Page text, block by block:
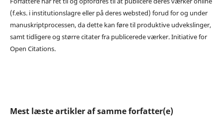
(f.eks. i institutionslagre eller på deres websted) forud for og under
manuskriptprocessen, da dette kan føre til produktive udvekslinger,
samt tidligere og større citater fra publicerede værker. Initiative for
Open Citations.
Mest læste artikler af samme forfatter(e)